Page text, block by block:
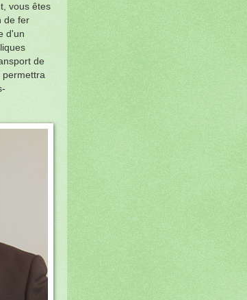
vous êtes
de fer
d'un
de
permettra